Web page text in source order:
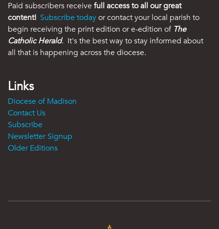
Paid subscribers receive full access to all our great
content! Subscribe todayor contact your local parish to
begin receiving the print edition or e-edition of The
Catholic Herald. It's the best way to stay informed about
all that is happening across the diocese.
Links
Diocese of Madison
Contact Us
Subscribe
Newsletter Signup
Older Editions